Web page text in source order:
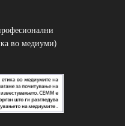
во медиуми)